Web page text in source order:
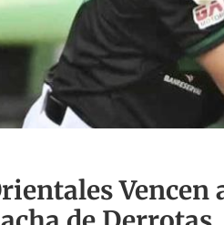
Vencen